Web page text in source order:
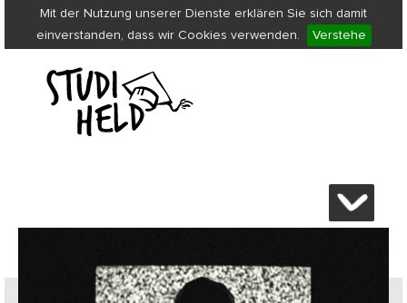
Mit der Nutzung unserer Dienste erklären Sie sich damit
einverstanden, dass wir Cookies verwenden.
Verstehe